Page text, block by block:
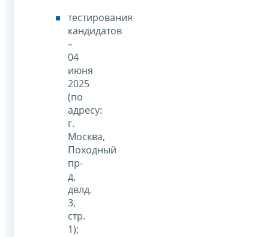
тестирования
кандидатов
–
04
июня
2025
(по
адресу:
г.
Москва,
Походный
пр-
д,
двлд.
3,
стр.
1);